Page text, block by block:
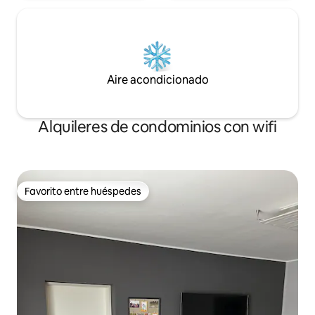
Aire acondicionado
Alquileres de condominios con wifi
Favorito entre huéspedes
Favorito entre huéspedes